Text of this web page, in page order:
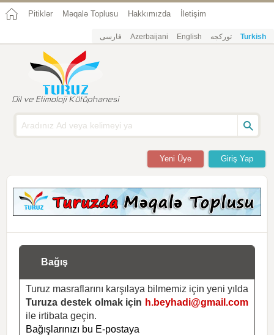
Pitiklər Məqalə Toplusu Hakkımızda İletişim
فارسی Azerbaijani English تورکجه Turkish
Giriş Yap
Yeni Üye
Bağış
Turuz masraflarını karşılaya bilmemiz için yeni yılda
Turuza destek olmak için h.beyhadi@gmail.com
ile irtibata geçin.
Bağışlarınızı bu E-postaya